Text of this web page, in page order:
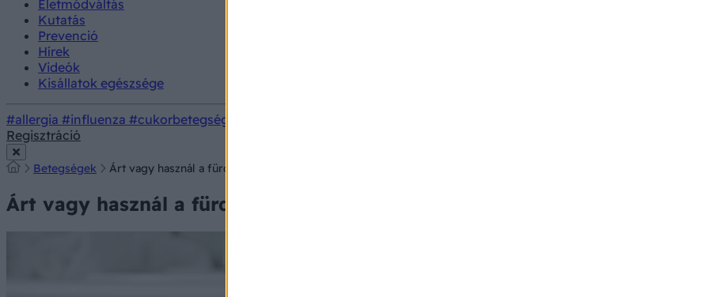
Életmódváltás
Kutatás
Prevenció
Hírek
Videók
Kisállatok egészsége
#allergia #influenza #cukorbetegség
Regisztráció
Betegségek Árt vagy használ a fürdőolaj a viszkető ekcémás bőrre?
Árt vagy használ a fürdőolaj a viszkető ekcémás bőrre?